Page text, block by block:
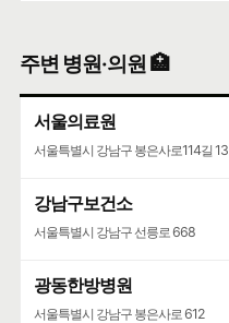
서울특별시 강남구 압구정로61길 36
주변 병원·의원 🏥
서울의료원
서울특별시 강남구 봉은사로114길 13
강남구보건소
서울특별시 강남구 선릉로 668
광동한방병원
서울특별시 강남구 봉은사로 612